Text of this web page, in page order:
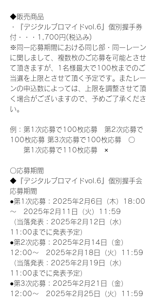
◆販売商品
・『デジタルブロマイドvol.6』個別握手券
付・・・1,700円(税込み)
※同一応募期間における同じ部・同一レーン
に関しまして、複数枚のご応募を可能とさせ
て頂きますが、1名様最大で100枚までのご
当選を上限とさせて頂く予定です。またレー
ンの申込数によっては、上限を調整させて頂
く場合がございますので、予めご了承くださ
い。
例：第1次応募で100枚応募　第2次応募で
100枚応募 第3次応募で100枚応募　〇
第1次応募で110枚応募　×
〇応募期間
◆『デジタルブロマイドvol.6』個別握手会
応募期間
●第1次応募：2025年2月6日（木）18:00
～　2025年2月11日（火）11:59
（当落発表：2025年2月12日（水）
11:00までに発表予定）
●第2次応募：2025年2月14日（金）
12:00～　2025年2月18日（火）11:59
（当落発表：2025年2月19日（水）
11:00までに発表予定）
●第3次応募：2025年2月21日（金）
12:00～　2025年2月25日（火）11:59